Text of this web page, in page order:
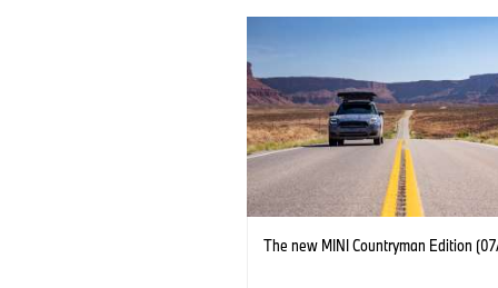
The new MINI Countryman Edition